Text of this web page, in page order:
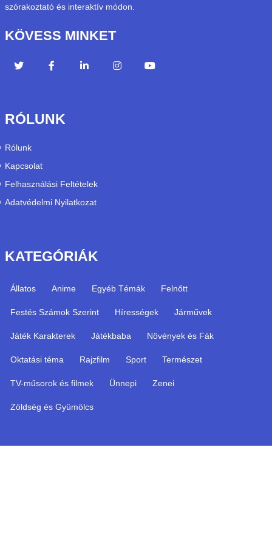
szórakoztató és interaktív módon.
KÖVESS MINKET
RÓLUNK
Rólunk
Kapcsolat
Felhasználási Feltételek
Adatvédelmi Nyilatkozat
KATEGÓRIÁK
Állatos Anime Egyéb Témák Felnőtt
Festés Számok Szerint Hírességek Járművek
Játék Karakterek Játékbaba Növények és Fák
Oktatási téma Rajzfilm Sport Természet
TV-műsorok és filmek Ünnepi Zenei
Zöldség és Gyümölcs